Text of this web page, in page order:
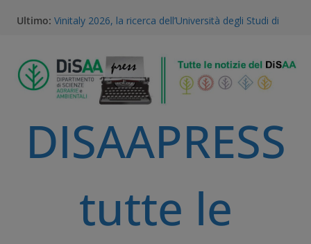
Ultimo: Vinitaly 2026, la ricerca dell’Università degli Studi di
Agroecologica: l’Unicità del Database AGROSUS
TEA, ricerca e proprietà intellettuale: l’expertise
scientifico della Statale di Milano al convegno
nazionale dell’Accademia dei Georgofili
Europeo è una svolta per la ricerca e l’agricoltura
sostenibile
A Volta Mantovana nasce il Mantua PSID, il primo
DISAAPRESS
tutte le